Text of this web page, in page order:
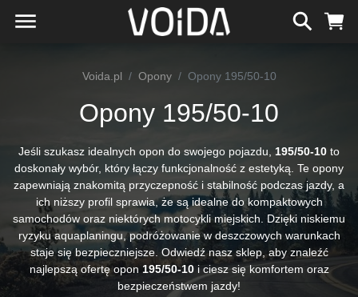
Voida.pl Opony Opony 195/50-10
Opony 195/50-10
Jeśli szukasz idealnych opon do swojego pojazdu, 195/50-10 to
doskonały wybór, który łączy funkcjonalność z estetyką. Te opony
zapewniają znakomitą przyczepność i stabilność podczas jazdy, a
ich niższy profil sprawia, że są idealne do kompaktowych
samochodów oraz niektórych motocykli miejskich. Dzięki niskiemu
ryzyku aquaplaningu, podróżowanie w deszczowych warunkach
staje się bezpieczniejsze. Odwiedź nasz sklep, aby znaleźć
najlepszą ofertę opon 195/50-10i ciesz się komfortem oraz
bezpieczeństwem jazdy!